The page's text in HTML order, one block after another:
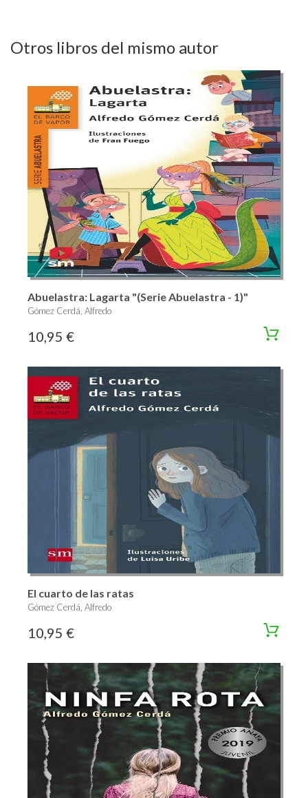
Otros libros del mismo autor
Abuelastra: Lagarta "(Serie Abuelastra - 1)"
Gómez Cerdá, Alfredo
10,95 €
El cuarto de las ratas
Gómez Cerdá, Alfredo
10,95 €